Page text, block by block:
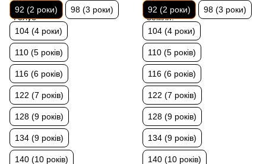
92 (2 роки) 98 (3 роки)
104 (4 роки)
110 (5 років)
116 (6 років)
122 (7 років)
128 (9 років)
134 (9 років)
140 (10 років)
92 (2 роки) 98 (3 роки)
104 (4 роки)
110 (5 років)
116 (6 років)
122 (7 років)
128 (9 років)
134 (9 років)
140 (10 років)